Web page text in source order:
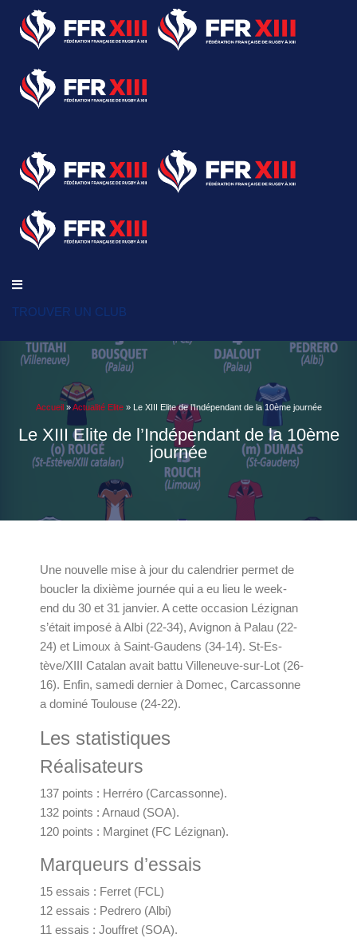
TROUVER UN CLUB
Accueil»Actualité Elite» Le XIII Elite de l’Indépendant de la 10ème journée
Le XIII Elite de l’Indépendant de la 10ème
journée
Une nouvelle mise à jour du calendrier permet de
boucler la dixième journée qui a eu lieu le week-
end du 30 et 31 janvier. A cette occasion Lézignan
s’était imposé à Albi (22-34), Avignon à Palau (22-
24) et Limoux à Saint-Gaudens (34-14). St-Es-
tève/XIII Catalan avait battu Villeneuve-sur-Lot (26-
16). Enfin, samedi dernier à Domec, Carcassonne
a dominé Toulouse (24-22).
Les statistiques
Réalisateurs
137 points : Herréro (Carcassonne).
132 points : Arnaud (SOA).
120 points : Marginet (FC Lézignan).
Marqueurs d’essais
15 essais : Ferret (FCL)
12 essais : Pedrero (Albi)
11 essais : Jouffret (SOA).